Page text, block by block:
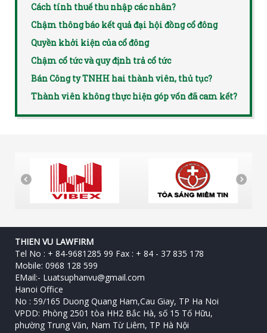
Cách tính thuế thu nhập các nhân?
Chậm thông báo kết quả đại hội đồng cổ đông
Quyền khởi kiện của cổ đông
Chậm cổ tức và quy định trả cổ tức
Bán Công ty TNHH hai thành viên, thủ tục?
Thành viên không thực hiện góp vốn đã cam kết?
THIEN VU LAWFIRM
Tel No : + 84-9681285 99 Fax : + 84 - 37 835 178
Mobile: 0968 128 599
EMail:- Luatsuphanvu@gmail.com
Hanoi Office
No : 59/165 Duong Quang Ham,Cau Giay, TP Ha Noi
VPDD: Phòng 2501 tòa HH2 Bắc Hà, số 15 Tố Hữu, ‎
phường Trung Văn, Nam Từ Liêm, TP Hà Nội